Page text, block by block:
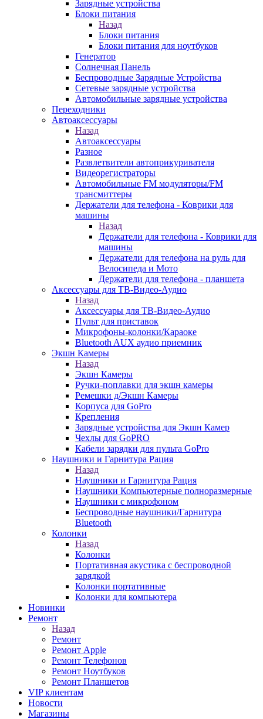
Зарядные устройства
Блоки питания
Назад
Блоки питания
Блоки питания для ноутбуков
Генератор
Солнечная Панель
Беспроводные Зарядные Устройства
Сетевые зарядные устройства
Автомобильные зарядные устройства
Переходники
Автоаксессуары
Назад
Автоаксессуары
Разное
Развлетвители автоприкуривателя
Видеорегистраторы
Автомобильные FM модуляторы/FM
трансмиттеры
Держатели для телефона - Коврики для
машины
Назад
Держатели для телефона - Коврики для
машины
Держатели для телефона на руль для
Велосипеда и Мото
Держатели для телефона - планшета
Аксессуары для ТВ-Видео-Аудио
Назад
Аксессуары для ТВ-Видео-Аудио
Пульт для приставок
Микрофоны-колонки/Караоке
Bluetooth AUX аудио приемник
Экшн Камеры
Назад
Экшн Камеры
Ручки-поплавки для экшн камеры
Ремешки д/Экшн Камеры
Корпуса для GoPro
Крепления
Зарядные устройства для Экшн Камер
Чехлы для GoPRO
Кабели зарядки для пульта GoPro
Наушники и Гарнитура Рация
Назад
Наушники и Гарнитура Рация
Наушники Компьютерные полноразмерные
Наушники с микрофоном
Беспроводные наушники/Гарнитура
Bluetooth
Колонки
Назад
Колонки
Портативная акустика с беспроводной
зарядкой
Колонки портативные
Колонки для компьютера
Новинки
Ремонт
Назад
Ремонт
Ремонт Apple
Ремонт Телефонов
Ремонт Ноутбуков
Ремонт Планшетов
VIP клиентам
Новости
Магазины